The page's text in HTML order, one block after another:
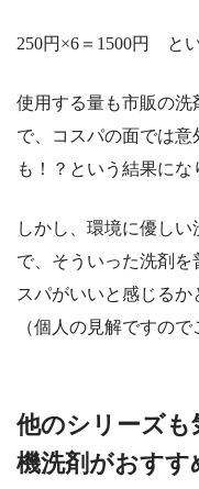
250円×6＝1500円 と
使用する量も市販の
で、コスパの面では
も！？という結果にな
しかし、環境に優し
で、そういった洗剤を
スパがいいと感じるか
（個人の見解ですので
他のシリーズ
機洗剤がおすす